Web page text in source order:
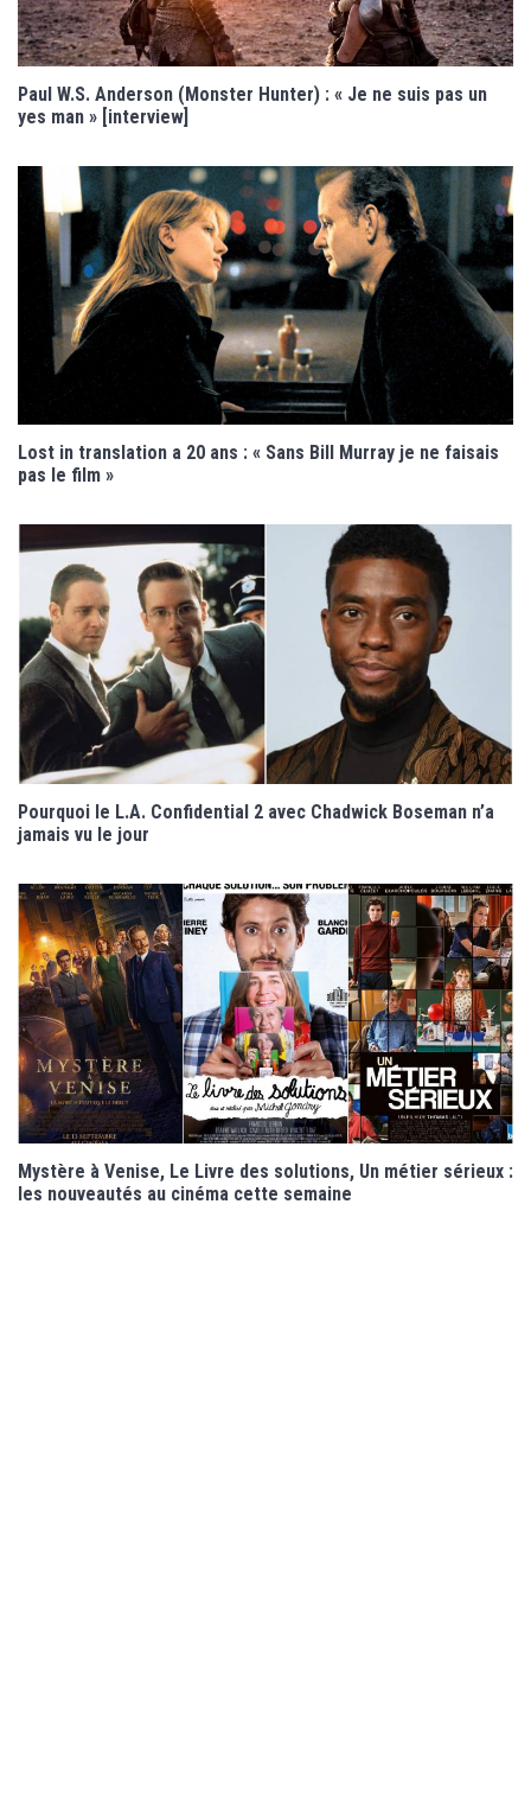
Paul W.S. Anderson (Monster Hunter) : « Je ne suis pas un
yes man » [interview]
Lost in translation a 20 ans : « Sans Bill Murray je ne faisais
pas le film »
Pourquoi le L.A. Confidential 2 avec Chadwick Boseman n’a
jamais vu le jour
Mystère à Venise, Le Livre des solutions, Un métier sérieux :
les nouveautés au cinéma cette semaine